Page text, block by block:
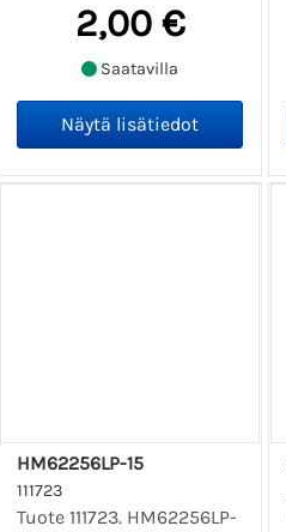
2,00 €
Saatavilla
HM62256LP-15
111723
Tuote 111723. HM62256LP-